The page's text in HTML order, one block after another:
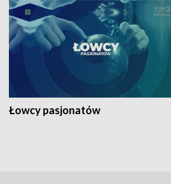
Łowcy pasjonatów